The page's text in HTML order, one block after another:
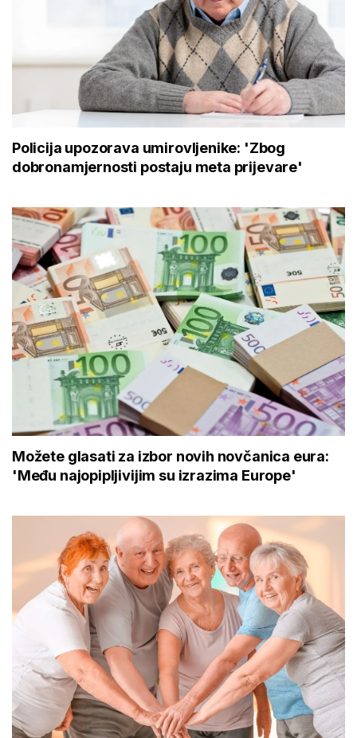
Policija upozorava umirovljenike: 'Zbog
dobronamjernosti postaju meta prijevare'
Možete glasati za izbor novih novčanica eura:
'Među najopipljivijim su izrazima Europe'